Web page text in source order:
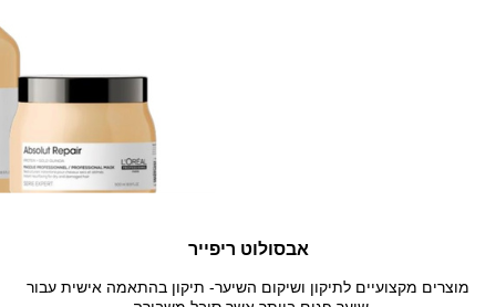
אבסולוט ריפייר
מוצרים מקצועיים לתיקון ושיקום השיער- תיקון בהתאמה אישית עבור